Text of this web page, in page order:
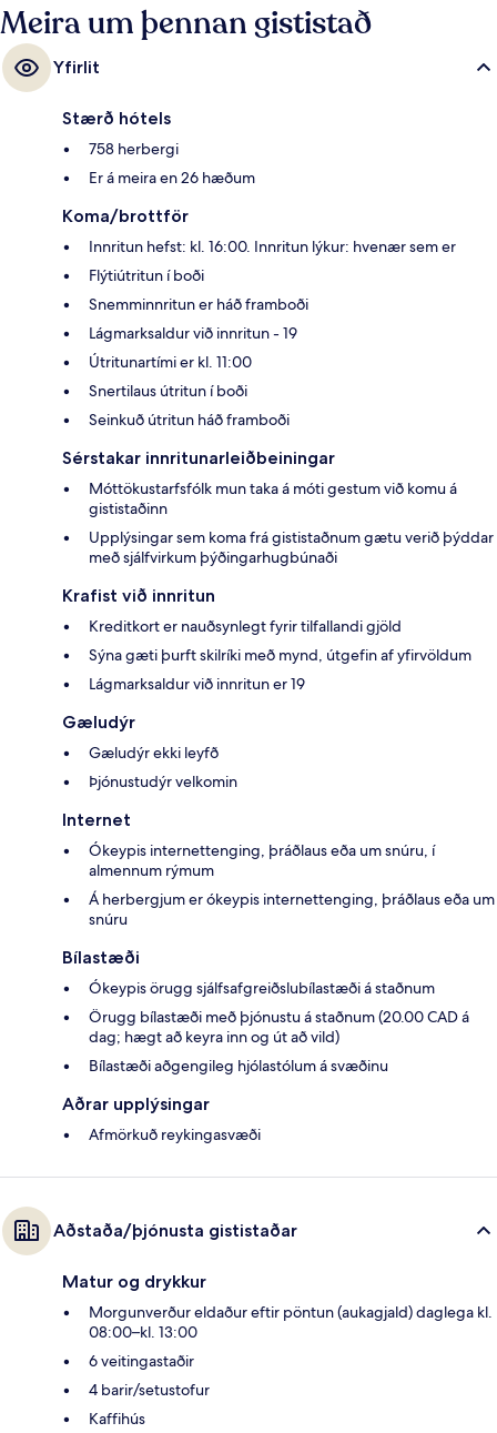
Meira um þennan gististað
Yfirlit
Stærð hótels
758 herbergi
Er á meira en 26 hæðum
Koma/brottför
Innritun hefst: kl. 16:00. Innritun lýkur: hvenær sem er
Flýtiútritun í boði
Snemminnritun er háð framboði
Lágmarksaldur við innritun - 19
Útritunartími er kl. 11:00
Snertilaus útritun í boði
Seinkuð útritun háð framboði
Sérstakar innritunarleiðbeiningar
Móttökustarfsfólk mun taka á móti gestum við komu á
gististaðinn
Upplýsingar sem koma frá gististaðnum gætu verið þýddar
með sjálfvirkum þýðingarhugbúnaði
Krafist við innritun
Kreditkort er nauðsynlegt fyrir tilfallandi gjöld
Sýna gæti þurft skilríki með mynd, útgefin af yfirvöldum
Lágmarksaldur við innritun er 19
Gæludýr
Gæludýr ekki leyfð
Þjónustudýr velkomin
Internet
Ókeypis internettenging, þráðlaus eða um snúru, í
almennum rýmum
Á herbergjum er ókeypis internettenging, þráðlaus eða um
snúru
Bílastæði
Ókeypis örugg sjálfsafgreiðslubílastæði á staðnum
Örugg bílastæði með þjónustu á staðnum (20.00 CAD á
dag; hægt að keyra inn og út að vild)
Bílastæði aðgengileg hjólastólum á svæðinu
Aðrar upplýsingar
Afmörkuð reykingasvæði
Aðstaða/þjónusta gististaðar
Matur og drykkur
Morgunverður eldaður eftir pöntun (aukagjald) daglega kl.
08:00–kl. 13:00
6 veitingastaðir
4 barir/setustofur
Kaffihús